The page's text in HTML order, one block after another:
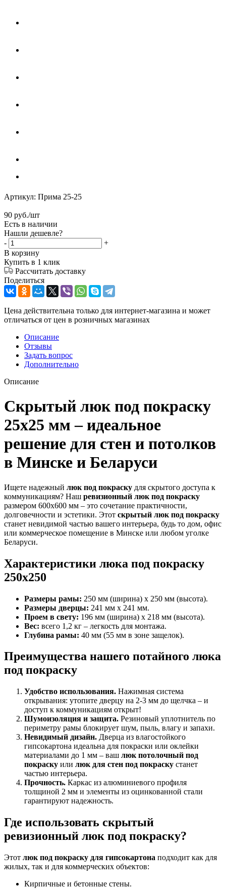
Артикул: Прима 25-25
90 руб./шт
Есть в наличии
Нашли дешевле?
-
+
В корзину
Купить в 1 клик
Рассчитать доставку
Поделиться
Цена действительна только для интернет-магазина и может
отличаться от цен в розничных магазинах
Описание
Отзывы
Задать вопрос
Дополнительно
Описание
Скрытый люк под покраску
25x25 мм – идеальное
решение для стен и потолков
в Минске и Беларуси
Ищете надежный люк под покраску для скрытого доступа к
коммуникациям? Наш ревизионный люк под покраску
размером 600x600 мм – это сочетание практичности,
долговечности и эстетики. Этот скрытый люк под покраску
станет невидимой частью вашего интерьера, будь то дом, офис
или коммерческое помещение в Минске или любом уголке
Беларуси.
Характеристики люка под покраску
250x250
Размеры рамы: 250 мм (ширина) x 250 мм (высота).
Размеры дверцы: 241 мм x 241 мм.
Проем в свету: 196 мм (ширина) x 218 мм (высота).
Вес: всего 1,2 кг – легкость для монтажа.
Глубина рамы: 40 мм (55 мм в зоне защелок).
Преимущества нашего потайного люка
под покраску
Удобство использования. Нажимная система
открывания: утопите дверцу на 2-3 мм до щелчка – и
доступ к коммуникациям открыт!
Шумоизоляция и защита. Резиновый уплотнитель по
периметру рамы блокирует шум, пыль, влагу и запахи.
Невидимый дизайн. Дверца из влагостойкого
гипсокартона идеальна для покраски или оклейки
материалами до 1 мм – ваш люк потолочный под
покраску или люк для стен под покраску станет
частью интерьера.
Прочность. Каркас из алюминиевого профиля
толщиной 2 мм и элементы из оцинкованной стали
гарантируют надежность.
Где использовать скрытый
ревизионный люк под покраску?
Этот люк под покраску для гипсокартона подходит как для
жилых, так и для коммерческих объектов:
Кирпичные и бетонные стены.